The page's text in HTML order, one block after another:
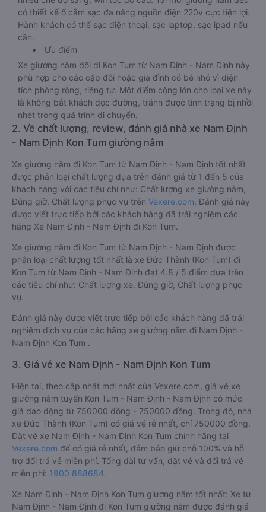
có thiết kế ổ cắm sạc đa năng nguồn điện 220v cực tiện lợi.
Hành khách có thể sạc điện thoại, sạc laptop, sạc ipad nếu
cần.
Ưu điểm
Xe giường nằm đôi đi Kon Tum từ Nam Định - Nam Định này
phù hợp cho các cặp đôi hoặc gia đình có bé nhỏ vì diện
tích phòng rộng, riêng tư. Một điểm cộng lớn cho loại xe này
là không bắt khách dọc đường, tránh được tình trạng bị nhồi
nhét trong quá trình di chuyển.
2. Về chất lượng, review, đánh giá nhà xe Nam Định
- Nam Định Kon Tum giường nằm
Xe giường nằm đi Kon Tum từ Nam Định - Nam Định tốt nhất
được phân loại chất lượng dựa trên đánh giá từ 1 đến 5 của
khách hàng với các tiêu chí như: Chất lượng xe giường nằm,
Đúng giờ, Chất lượng phục vụ trên Vexere.com. Đánh giá này
được viết trực tiếp bởi các khách hàng đã trải nghiệm các
hãng Xe Nam Định - Nam Định đi Kon Tum.
Xe giường nằm đi Kon Tum từ Nam Định - Nam Định được
phân loại chất lượng tốt nhất là xe Đức Thành (Kon Tum) đi
Kon Tum từ Nam Định - Nam Định đạt 4.8 / 5 điểm dựa trên
các tiêu chí như: Chất lượng xe, Đúng giờ, Chất lượng phục
vụ.
Đánh giá này được viết trực tiếp bởi các khách hàng đã trải
nghiệm dịch vụ của các hãng xe giường nằm đi Nam Định -
Nam Định Kon Tum .
3. Giá vé xe Nam Định - Nam Định Kon Tum
Hiện tại, theo cập nhật mới nhất của Vexere.com, giá vé xe
giường nằm tuyến Kon Tum - Nam Định - Nam Định có mức
giá dao động từ 750000 đồng - 750000 đồng. Trong đó, nhà
xe Đức Thành (Kon Tum) có giá vé rẻ nhất, chỉ 750000 đồng.
Đặt vé xe Nam Định - Nam Định Kon Tum chính hãng tại
Vexere.com để có giá rẻ nhất, đảm bảo giữ chỗ 100% và hỗ
trợ đổi trả vé miễn phí. Tổng đài tư vấn, đặt vé và đổi trả vé
miễn phí: 1900 888684.
Xe Nam Định - Nam Định Kon Tum giường nằm tốt nhất: Xe từ
Nam Định - Nam Định đi Kon Tum giường nằm được đánh giá